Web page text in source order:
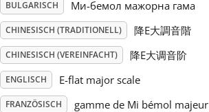
Português
Русский
Svenska
BULGARISCH Mи-бемол мажорна гама
CHINESISCH (TRADITIONELL) 降E大調音階
CHINESISCH (VEREINFACHT) 降E大调音阶
ENGLISCH E-flat major scale
FRANZÖSISCH gamme de Mi bémol majeur